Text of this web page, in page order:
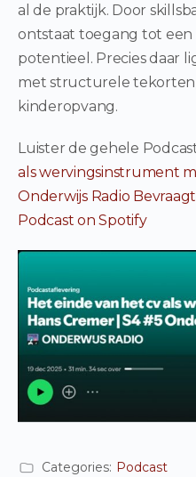
al de praktijk. Door
ontstaat toegang tot
potentieel. Precies daar
met structurele
kinderopvang.
Luister de gehele
als wervingsinstrument
Onderwijs Radio Bevraagt
Podcast on Spotify
Categories: Podcast